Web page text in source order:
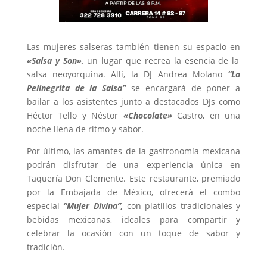
Las mujeres salseras también tienen su espacio en
«Salsa y Son», un lugar que recrea la esencia de la
salsa neoyorquina. Allí, la DJ Andrea Molano“La
Pelinegrita de la Salsa” se encargará de poner a
bailar a los asistentes junto a destacados DJs como
Héctor Tello y Néstor «Chocolate» Castro, en una
noche llena de ritmo y sabor.
Por último, las amantes de la gastronomía mexicana
podrán disfrutar de una experiencia única en
Taquería Don Clemente. Este restaurante, premiado
por la Embajada de México, ofrecerá el combo
especial “Mujer Divina”, con platillos tradicionales y
bebidas mexicanas, ideales para compartir y
celebrar la ocasión con un toque de sabor y
tradición.